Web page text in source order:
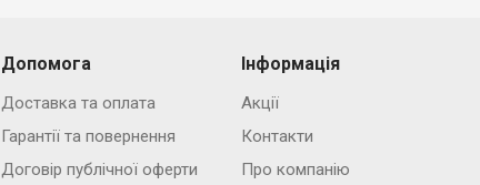
Допомога
Доставка та оплата
Гарантії та повернення
Договір публічної оферти
Інформація
Акції
Контакти
Про компанію